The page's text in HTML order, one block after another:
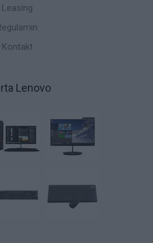
Leasing
Kontakt
Lenovo